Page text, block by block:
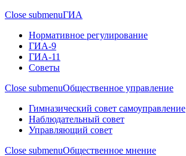
Close submenuГИА
Нормативное регулирование
ГИА-9
ГИА-11
Советы
Close submenuОбщественное управление
Гимназический совет самоуправление
Наблюдательный совет
Управляющий совет
Close submenuОбщественное мнение